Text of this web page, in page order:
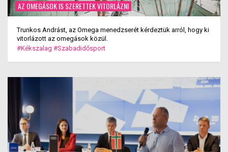
AZ OMEGÁSOK IS SZERETTEK VITORLÁZNI
Trunkos Andrást, az Omega menedzserét kérdeztük arról, hogy ki
vitorlázott az omegások közül.
#Kékszalag #Szabadidősport